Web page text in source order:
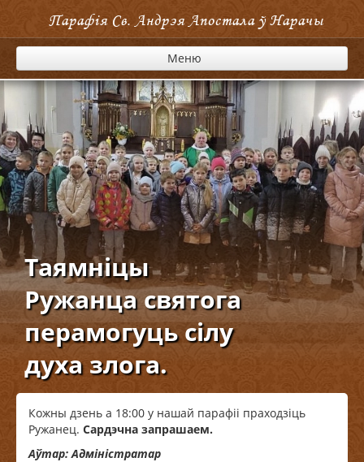
Парафія Cв. Андрэя Апостала ў Нарачы
Меню
Таямніцы
Ружанца святога
перамогуць сілу
духа злога.
Кожны дзень а 18:00 у нашай парафіі праходзіць
Ружанец. Сардэчна запрашаем.
Аўтар: Адміністратар